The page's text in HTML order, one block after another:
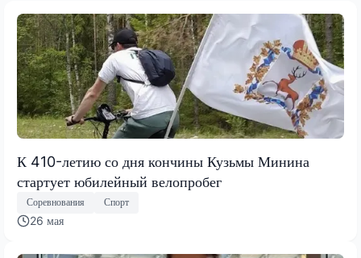
К 410-летию со дня кончины Кузьмы Минина
стартует юбилейный велопробег
Соревнования Спорт
26 мая